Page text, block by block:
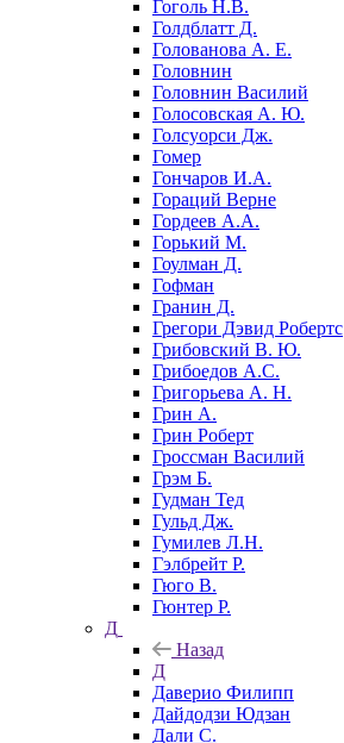
Гоголь Н.В.
Голдблатт Д.
Голованова А. Е.
Головнин
Головнин Василий
Голосовская А. Ю.
Голсуорси Дж.
Гомер
Гончаров И.А.
Гораций Верне
Гордеев А.А.
Горький М.
Гоулман Д.
Гофман
Гранин Д.
Грегори Дэвид Робертс
Грибовский В. Ю.
Грибоедов А.С.
Григорьева А. Н.
Грин А.
Грин Роберт
Гроссман Василий
Грэм Б.
Гудман Тед
Гульд Дж.
Гумилев Л.Н.
Гэлбрейт Р.
Гюго В.
Гюнтер Р.
Д
Назад
Д
Даверио Филипп
Дайдодзи Юдзан
Дали С.